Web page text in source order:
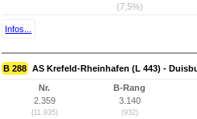
(7,5%)
Infos...
B 288 AS Krefeld-Rheinhafen (L 443) -
Nr.
2.359
(11.935)
B-Rang
3.140
(932)